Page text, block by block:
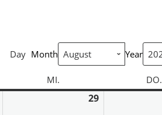
Day Month Year
MI. DO.
29